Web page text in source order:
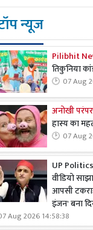
न्यूज
Pilibhit
तिकुनिया
07 Aug
अनोखी
हास्य का
07 Aug
UP
वीडियो
आपसी
इंजन' बना
Aug 2026 14:58:38